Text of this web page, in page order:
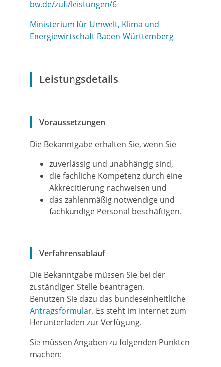
bw.de/zufi/leistungen/6
Ministerium für Umwelt, Klima und
Energiewirtschaft Baden-Württemberg
Leistungsdetails
Voraussetzungen
Die Bekanntgabe erhalten Sie, wenn Sie
zuverlässig und unabhängig sind,
die fachliche Kompetenz durch eine
Akkreditierung nachweisen und
das zahlenmäßig notwendige und
fachkundige Personal beschäftigen.
Verfahrensablauf
Die Bekanntgabe müssen Sie bei der
zuständigen Stelle beantragen.
Benutzen Sie dazu das bundeseinheitliche
Antragsformular. Es steht im Internet zum
Herunterladen zur Verfügung.
Sie müssen Angaben zu folgenden Punkten
machen: